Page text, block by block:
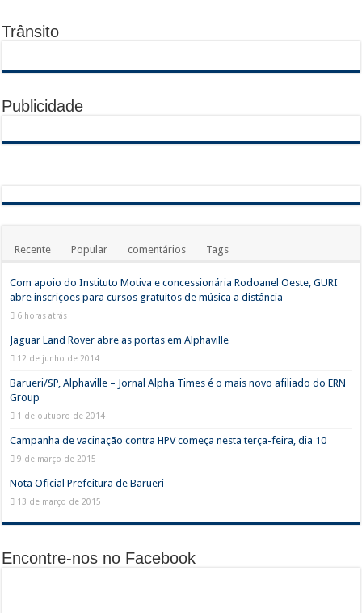
Trânsito
Publicidade
Recente Popular comentários Tags
Com apoio do Instituto Motiva e concessionária Rodoanel Oeste, GURI
abre inscrições para cursos gratuitos de música a distância
6 horas atrás
Jaguar Land Rover abre as portas em Alphaville
12 de junho de 2014
Barueri/SP, Alphaville – Jornal Alpha Times é o mais novo afiliado do ERN
Group
1 de outubro de 2014
Campanha de vacinação contra HPV começa nesta terça-feira, dia 10
9 de março de 2015
Nota Oficial Prefeitura de Barueri
13 de março de 2015
Encontre-nos no Facebook